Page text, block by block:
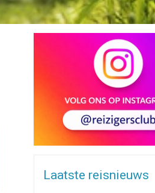
Moneybelt
Laatste reisnieuws